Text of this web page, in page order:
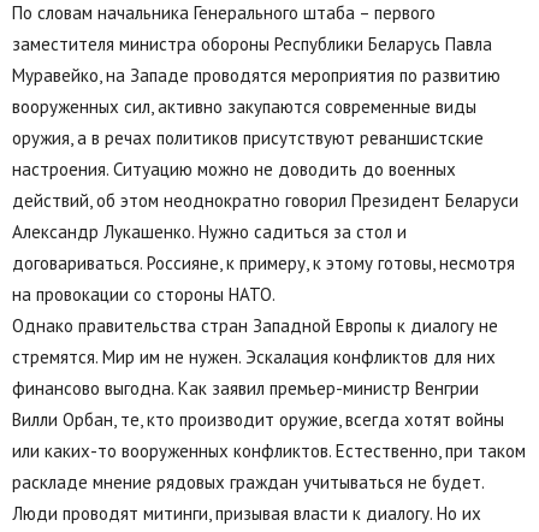
По словам начальника Генерального штаба – первого
заместителя министра обороны Республики Беларусь Павла
Муравейко, на Западе проводятся мероприятия по развитию
вооруженных сил, активно закупаются современные виды
оружия, а в речах политиков присутствуют реваншистские
настроения. Ситуацию можно не доводить до военных
действий, об этом неоднократно говорил Президент Беларуси
Александр Лукашенко. Нужно садиться за стол и
договариваться. Россияне, к примеру, к этому готовы, несмотря
на провокации со стороны НАТО.
Однако правительства стран Западной Европы к диалогу не
стремятся. Мир им не нужен. Эскалация конфликтов для них
финансово выгодна. Как заявил премьер-министр Венгрии
Вилли Орбан, те, кто производит оружие, всегда хотят войны
или каких-то вооруженных конфликтов. Естественно, при таком
раскладе мнение рядовых граждан учитываться не будет.
Люди проводят митинги, призывая власти к диалогу. Но их